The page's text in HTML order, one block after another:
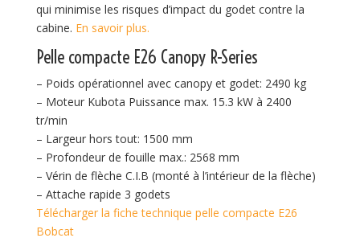
qui minimise les risques d’impact du godet contre la
cabine. En savoir plus.
Pelle compacte E26 Canopy R-Series
– Poids opérationnel avec canopy et godet: 2490 kg
– Moteur Kubota Puissance max. 15.3 kW à 2400
tr/min
– Largeur hors tout: 1500 mm
– Profondeur de fouille max.: 2568 mm
– Vérin de flèche C.I.B (monté à l’intérieur de la flèche)
– Attache rapide 3 godets
Télécharger la fiche technique pelle compacte E26
Bobcat